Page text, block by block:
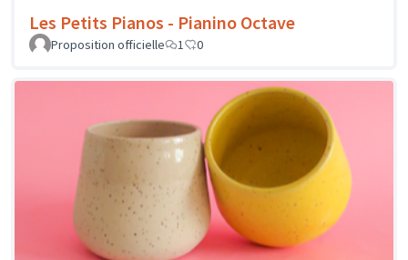
Les Petits Pianos - Pianino Octave
Proposition officielle 1 0